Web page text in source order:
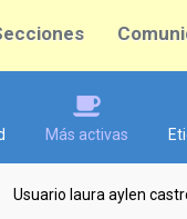
Más activas
Usuario laura aylen